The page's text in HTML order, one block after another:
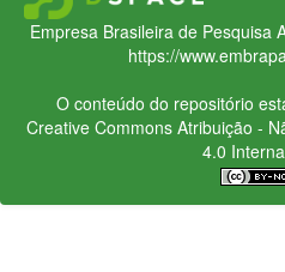
Empresa Brasileira de Pesquisa
https://
O conteúdo do repositório
Creative CommonsAtribuição -
4.0